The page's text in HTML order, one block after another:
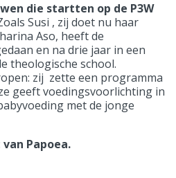
die startten op de P3W
Susi , zij doet nu haar
Aso, heeft de
en na drie jaar in een
theologische school.
zij zette een programma
geeft voedingsvoorlichting in
met de jonge
Papoea.